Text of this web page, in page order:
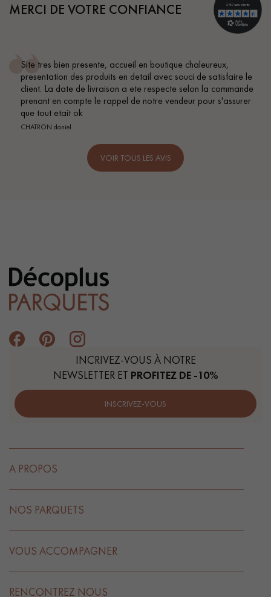
MERCI DE VOTRE CONFIANCE
accueil en boutique chaleureux,
en detail avec souci de satisfaire le
a ete respecte selon la commande
rappel de notre vendeur pour s'assurer
Conseil parfait,
BEILE FRANCK
VOIR TOUS LES AVIS
INCRIVEZ-VOUS À NOTRE
NEWSLETTER ET PROFITEZ DE -10%
INSCRIVEZ-VOUS
A PROPOS
NOS PARQUETS
VOUS ACCOMPAGNER
RENCONTREZ NOUS